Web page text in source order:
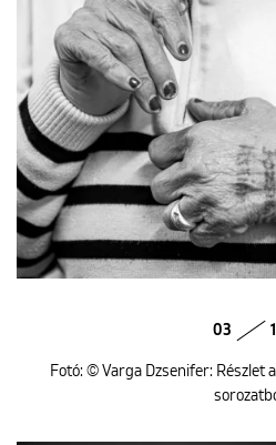
03
Fotó: © Varga Dzsenifer: Részlet